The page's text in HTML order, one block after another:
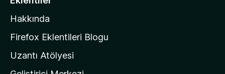
l
a
n
Hakkında
Firefox Eklentileri Blogu
Uzantı Atölyesi